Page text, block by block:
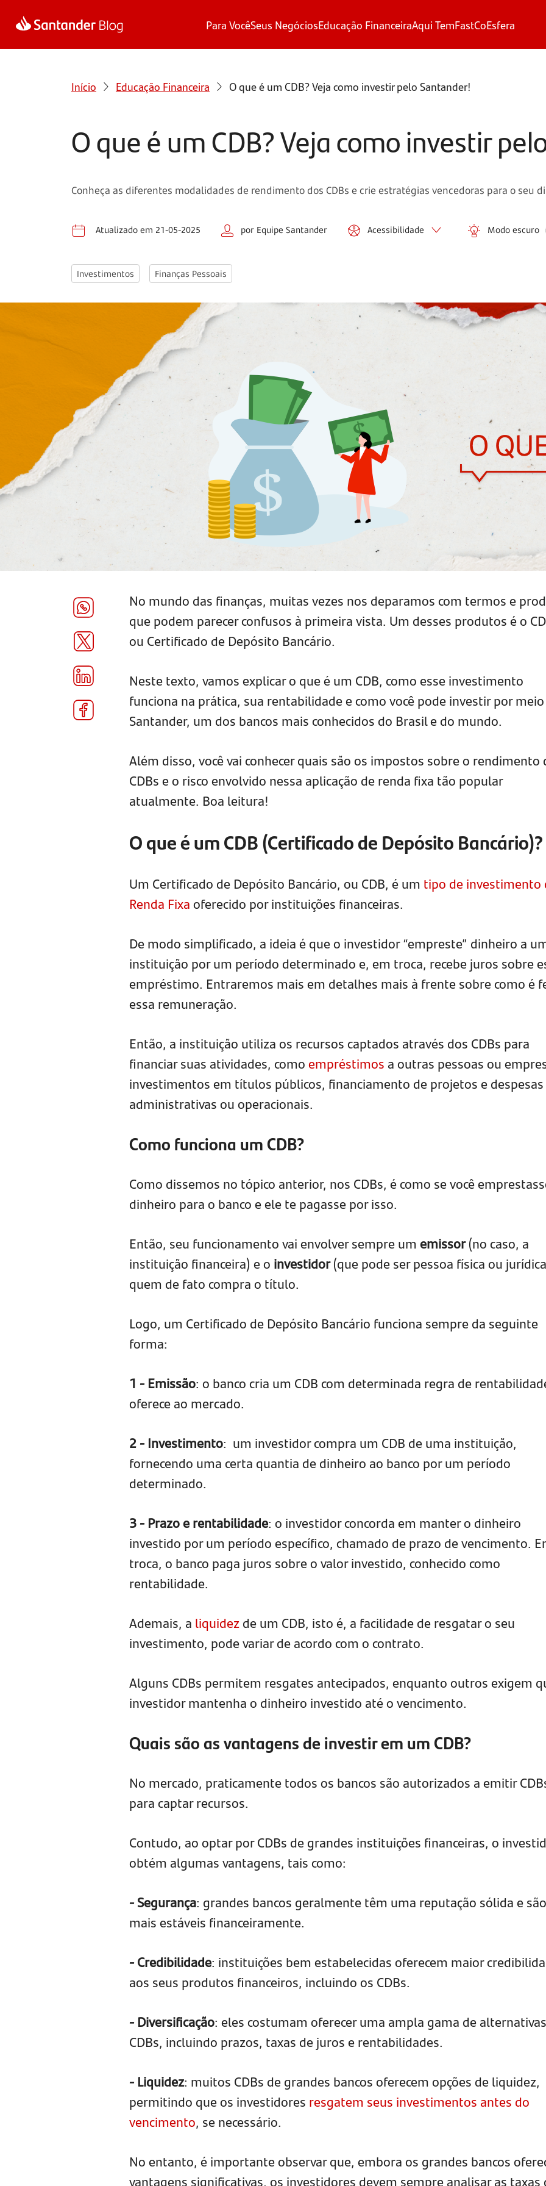
Para VocêSeus NegóciosEducação FinanceiraAqui TemFastCoEsfera
Início Educação Financeira O que é um CDB? Veja como investir pelo Santander!
O que é um CDB? Veja como investir
Conheça as diferentes modalidades de rendimento dos CDBs e crie estratégias vencedoras para o seu
Atualizado em 21-05-2025 por Equipe Santander Acessibilidade Modo escuro
Investimentos Finanças Pessoais
No mundo das finanças, muitas vezes nos deparamos com termos e
que podem parecer confusos à primeira vista. Um desses produtos é o
ou Certificado de Depósito Bancário.
Neste texto, vamos explicar o que é um CDB, como esse investimento
funciona na prática, sua rentabilidade e como você pode investir por
Santander, um dos bancos mais conhecidos do Brasil e do mundo.
Além disso, você vai conhecer quais são os impostos sobre o rendimento
CDBs e o risco envolvido nessa aplicação de renda fixa tão popular
atualmente. Boa leitura!
O que é um CDB (Certificado de Depósito Bancário)?
Um Certificado de Depósito Bancário, ou CDB, é um tipo de investimento
Renda Fixaoferecido por instituições financeiras.
De modo simplificado, a ideia é que o investidor “empreste” dinheiro a
instituição por um período determinado e, em troca, recebe juros sobre
empréstimo. Entraremos mais em detalhes mais à frente sobre como é
essa remuneração.
Então, a instituição utiliza os recursos captados através dos CDBs para
financiar suas atividades, comoempréstimos a outras pessoas ou
investimentos em títulos públicos, financiamento de projetos e despesas
administrativas ou operacionais.
Como funciona um CDB?
Como dissemos no tópico anterior, nos CDBs, é como se você
dinheiro para o banco e ele te pagasse por isso.
Então, seu funcionamento vai envolver sempre umemissor(no caso, a
instituição financeira) e o investidor(que pode ser pessoa física ou
quem de fato compra o título.
Logo, um Certificado de Depósito Bancário funciona sempre da seguinte
forma:
1 - Emissão: o banco cria um CDB com determinada regra de
oferece ao mercado.
2 - Investimento: um investidor compra um CDB de uma instituição,
fornecendo uma certa quantia de dinheiro ao banco por um período
determinado.
3 - Prazo e rentabilidade: o investidor concorda em manter o dinheiro
investido por um período específico, chamado de prazo de vencimento.
troca, o banco paga juros sobre o valor investido, conhecido como
rentabilidade.
Ademais, a liquidezde um CDB, isto é, a facilidade de resgatar o seu
investimento, pode variar de acordo com o contrato.
Alguns CDBs permitem resgates antecipados, enquanto outros exigem
investidor mantenha o dinheiro investido até o vencimento.
Quais são as vantagens de investir em um CDB?
No mercado, praticamente todos os bancos são autorizados a emitir
para captar recursos.
Contudo, ao optar por CDBs de grandes instituições financeiras, o
obtém algumas vantagens, tais como:
- Segurança: grandes bancos geralmente têm uma reputação sólida e são
mais estáveis financeiramente.
- Credibilidade: instituições bem estabelecidas oferecem maior
aos seus produtos financeiros, incluindo os CDBs.
- Diversificação: eles costumam oferecer uma ampla gama de
CDBs, incluindo prazos, taxas de juros e rentabilidades.
- Liquidez: muitos CDBs de grandes bancos oferecem opções de liquidez,
permitindo que os investidores resgatem seus investimentos antes do
vencimento, se necessário.
No entanto, é importante observar que, embora os grandes bancos
vantagens significativas, os investidores devem sempre analisar as taxas